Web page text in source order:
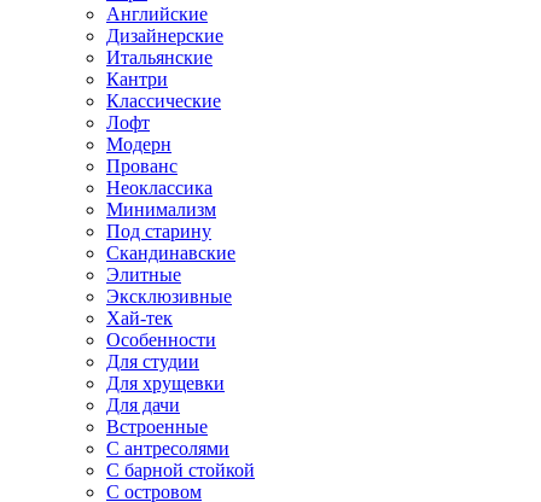
Английские
Дизайнерские
Итальянские
Кантри
Классические
Лофт
Модерн
Прованс
Неоклассика
Минимализм
Под старину
Скандинавские
Элитные
Эксклюзивные
Хай-тек
Особенности
Для студии
Для хрущевки
Для дачи
Встроенные
С антресолями
С барной стойкой
С островом